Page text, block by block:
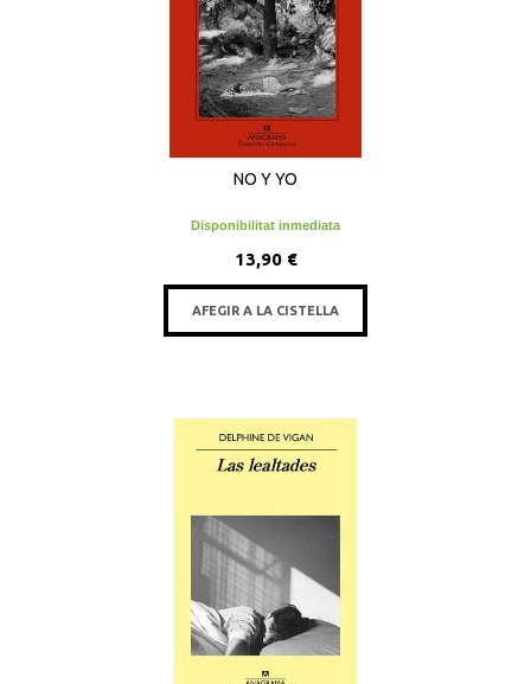
NO Y YO
Disponibilitat inmediata
13,90 €
AFEGIR A LA CISTELLA